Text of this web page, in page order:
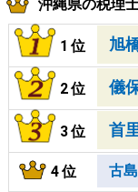
沖縄県の税理
1位 旭
2位 儀
3位 首
4位 古島